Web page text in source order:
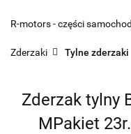
R-motors - części
Zderzaki Tylne zderzaki
Zderzak tylny
MPakiet